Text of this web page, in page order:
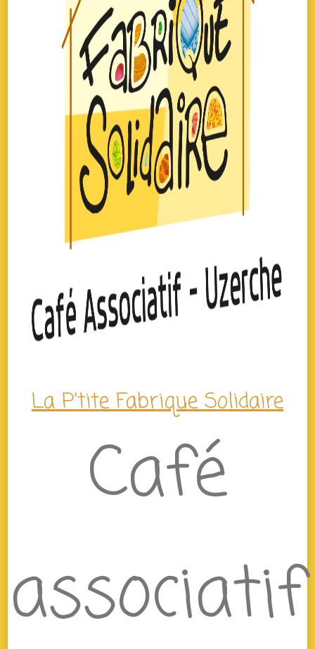
La P'tite Fabrique Solidaire
Café
associatif